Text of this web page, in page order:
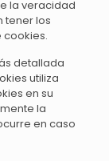
la veracidad
tener los
detallada
utiliza
en su
la
en caso